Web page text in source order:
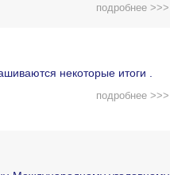
подробнее >>>
некоторые итоги .
подробнее >>>